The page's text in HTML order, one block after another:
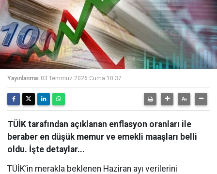
Yayınlanma: 03 Temmuz 2026 Cuma 10:37
TÜİK tarafından açıklanan enflasyon oranları ile
beraber en düşük memur ve emekli maaşları belli
oldu. İşte detaylar...
TÜİK’in merakla beklenen Haziran ayı verilerini